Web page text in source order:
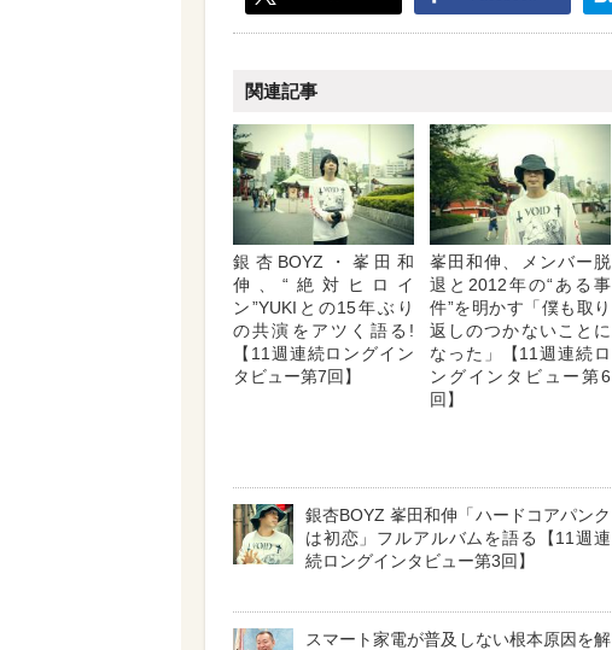
関連記事
銀杏BOYZ・峯田和
伸、“絶対ヒロイ
ン”YUKIとの15年ぶり
の共演をアツく語る!
【11週連続ロングイン
タビュー第7回】
峯田和伸、メンバー脱
退と2012年の“ある事
件”を明かす「僕も取り
返しのつかないことに
なった」【11週連続ロ
ングインタビュー第6
回】
銀杏BOYZ 峯田和伸「ハードコアパンク
は初恋」フルアルバムを語る【11週連
続ロングインタビュー第3回】
スマート家電が普及しない根本原因を解